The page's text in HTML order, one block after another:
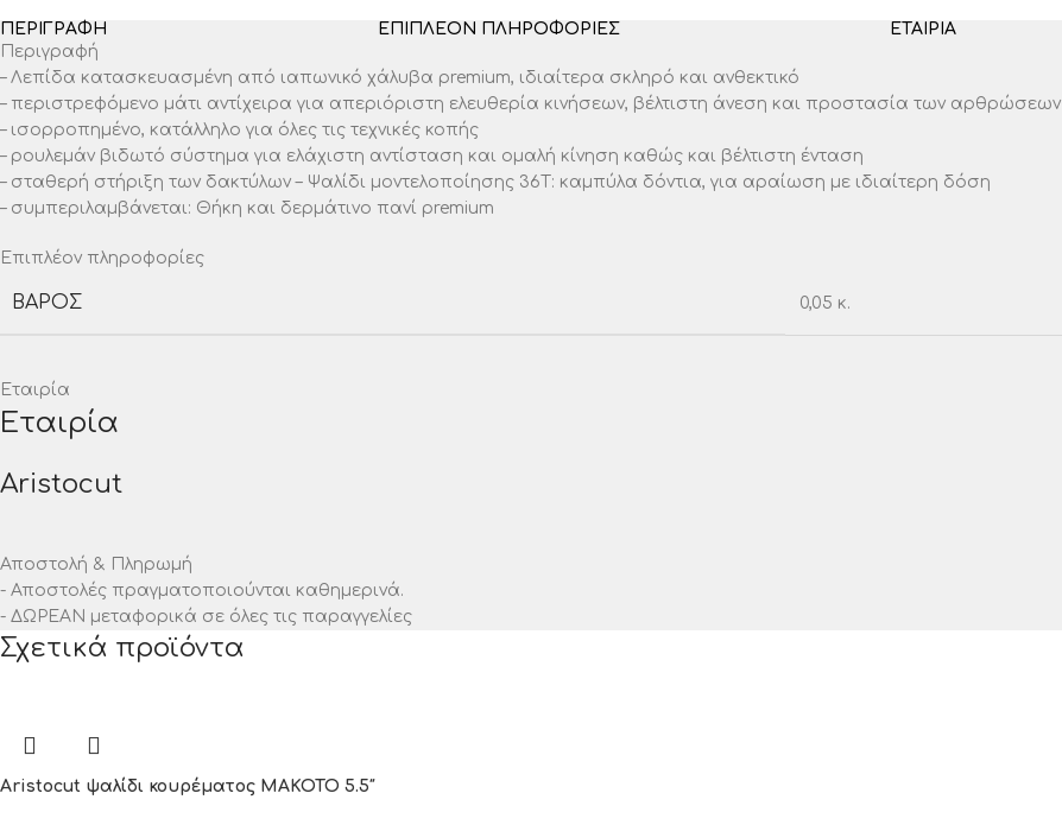
ΠΕΡΙΓΡΑΦΉ ΕΠΙΠΛΈΟΝ ΠΛΗΡΟΦΟΡΊΕΣ ΕΤΑΙΡΊΑ
Περιγραφή
– Λεπίδα κατασκευασμένη από ιαπωνικό χάλυβα premium, ιδιαίτερα σκληρό και ανθεκτικό
– περιστρεφόμενο μάτι αντίχειρα για απεριόριστη ελευθερία κινήσεων, βέλτιστη άνεση και προστασία των αρθρώσεων
– ισορροπημένο, κατάλληλο για όλες τις τεχνικές κοπής
– ρουλεμάν βιδωτό σύστημα για ελάχιστη αντίσταση και ομαλή κίνηση καθώς και βέλτιστη ένταση
– σταθερή στήριξη των δακτύλων – Ψαλίδι μοντελοποίησης 36T: καμπύλα δόντια, για αραίωση με ιδιαίτερη δόση
– συμπεριλαμβάνεται: Θήκη και δερμάτινο πανί premium
Επιπλέον πληροφορίες
ΒΆΡΟΣ 0,05 κ.
Εταιρία
Εταιρία
Aristocut
Αποστολή & Πληρωμή
- Αποστολές πραγματοποιούνται καθημερινά.
- ΔΩΡΕΑΝ μεταφορικά σε όλες τις παραγγελίες
Σχετικά προϊόντα
Aristocut ψαλίδι κουρέματος MAKOTO 5.5″